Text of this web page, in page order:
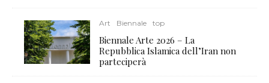
Art Biennale top
Biennale Arte 2026 – La
Repubblica Islamica dell’Iran non
parteciperà